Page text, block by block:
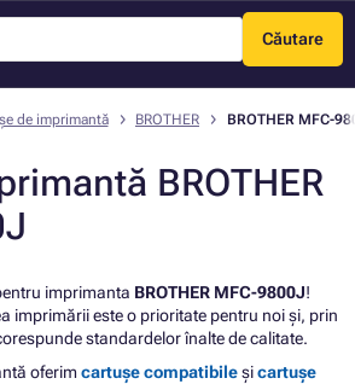
Căutare
Meniu
de imprimantă BROTHER BROTHER MFC-
BROTHER
imprimanta BROTHER MFC-9800J!
imprimării este o prioritate pentru noi și, prin
standardelor înalte de calitate.
oferimcartușe compatibileșicartușe